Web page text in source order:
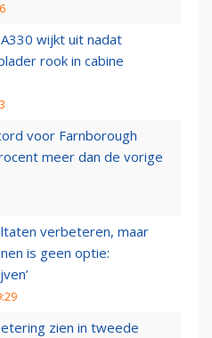
A330 wijkt uit nadat
rook in cabine
voor Farnborough
meer dan de vorige
verbeteren, maar
is geen optie:
zien in tweede